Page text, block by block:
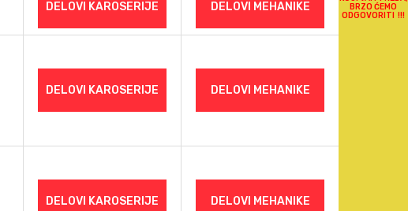
DELOVI KAROSERIJE DELOVI MEHANIKE
DELOVI KAROSERIJE DELOVI MEHANIKE
DELOVI KAROSERIJE DELOVI MEHANIKE
BRZO ĆEMO
ODGOVORITI !!!